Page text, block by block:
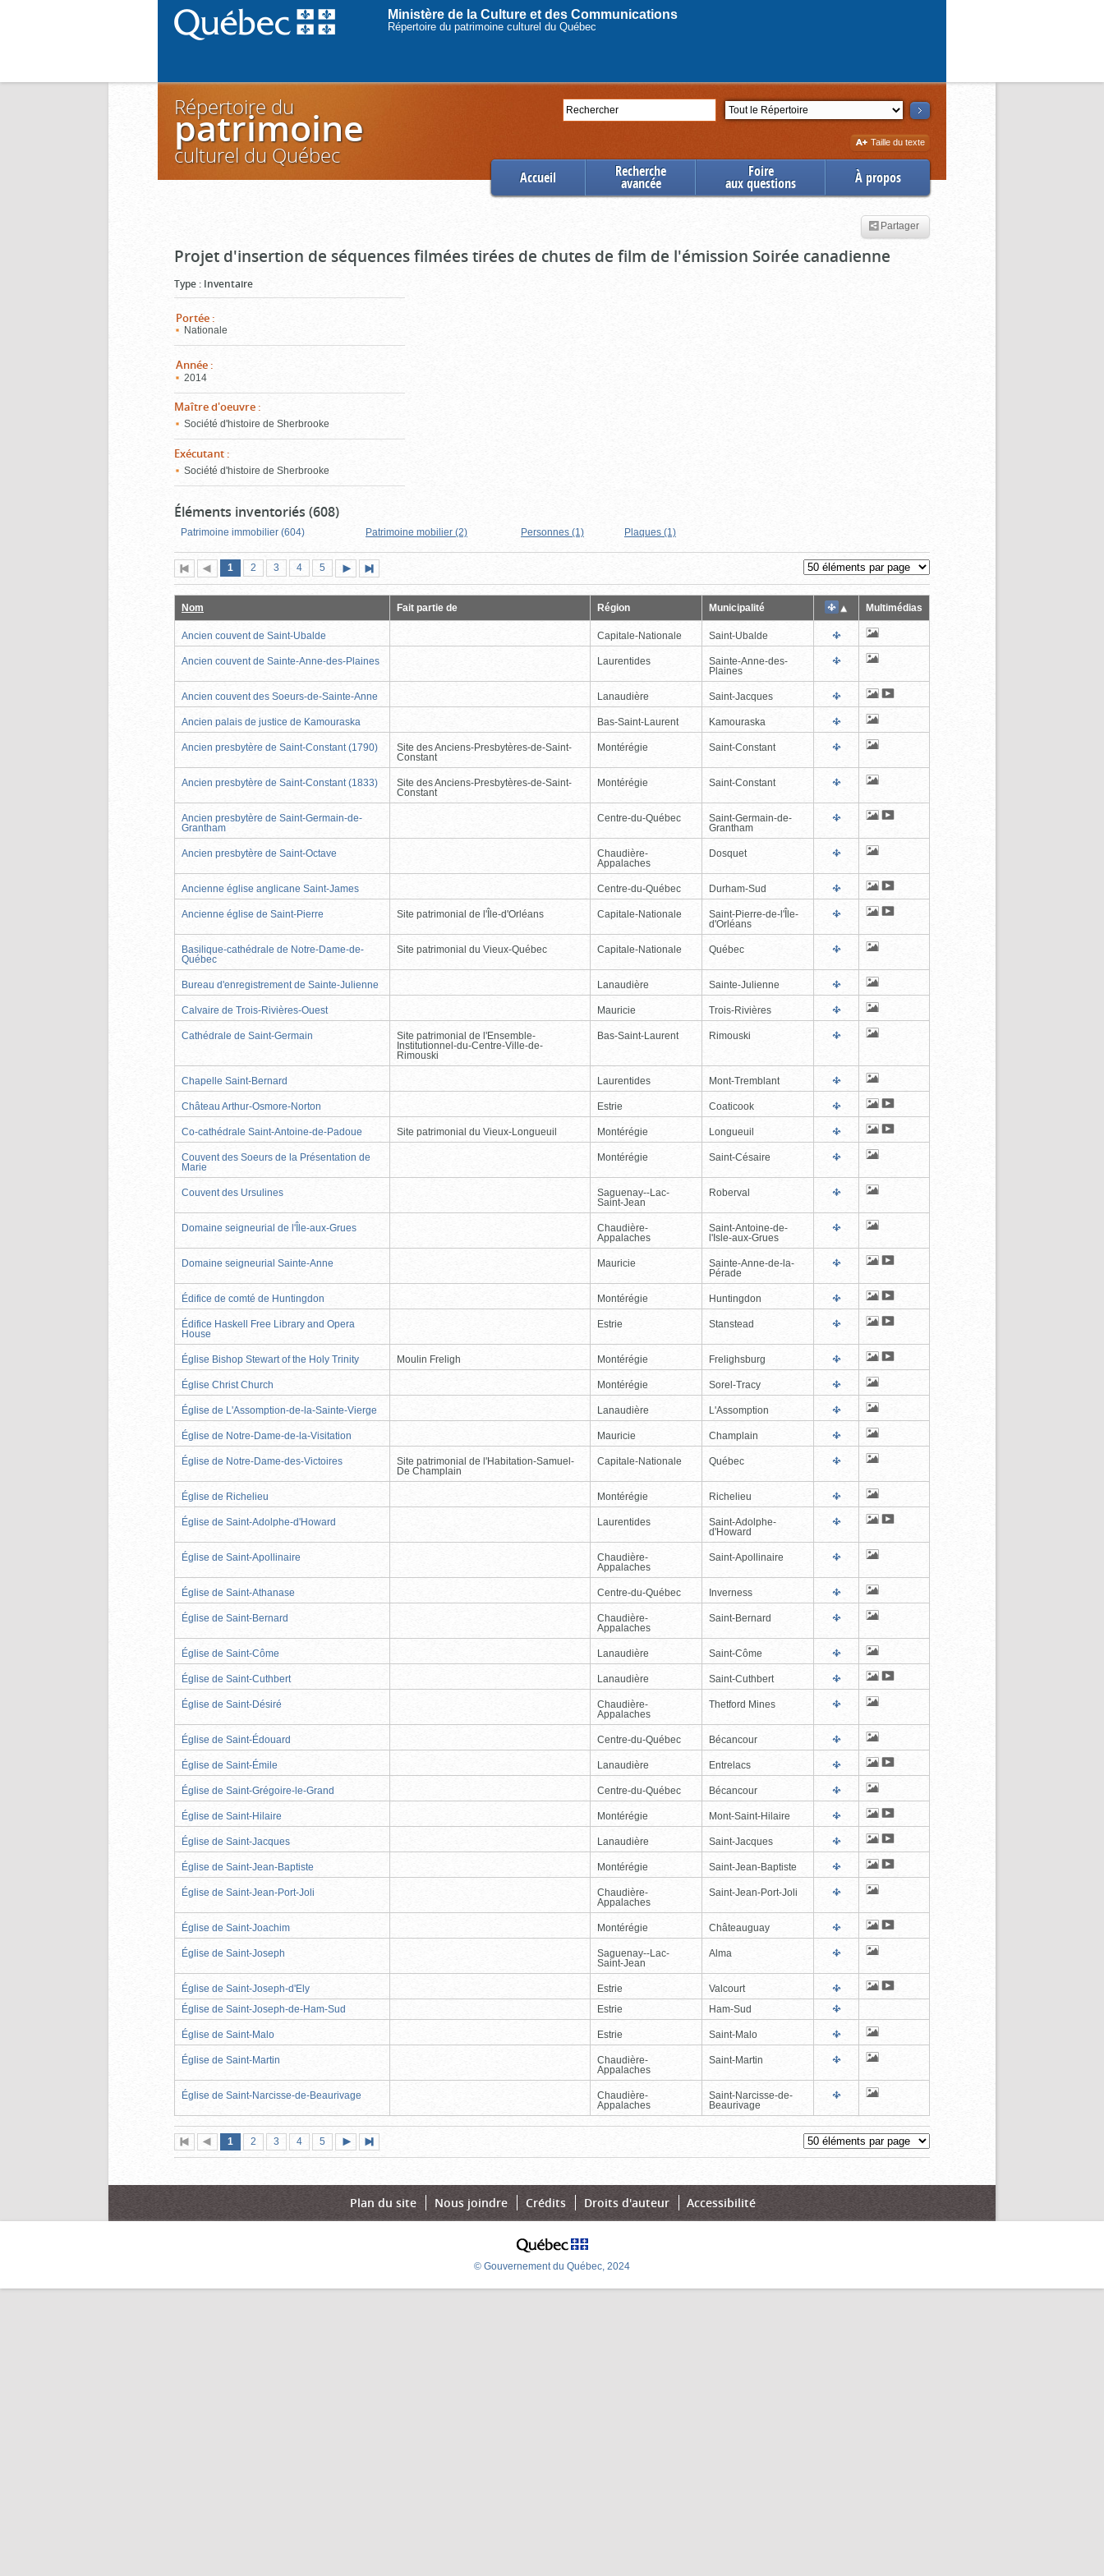
Ministère de la Culture et des Communications
Répertoire du patrimoine culturel du Québec
Rechercher Section
Augmenter
la
Taille du texte
Répertoire du
patrimoine
culturel du Québec
Accueil Recherche
avancée
Foire
aux questions À propos
Partager
Projet d'insertion de séquences filmées tirées de chutes de film de l'émission Soirée canadienne
Type : Inventaire
Portée :
Nationale
Année :
2014
Maître d'oeuvre :
Société d'histoire de Sherbrooke
Exécutant :
Société d'histoire de Sherbrooke
Éléments inventoriés (608)
Patrimoine immobilier (604) Patrimoine mobilier (2) Personnes (1) Plaques (1)
Première
page
Page
précédente
Page
1 (page
actuelle)
Page
2 Page
3 Page
4 Page
5
suivante
page
Nom Fait partie de Région Municipalité Multimédias
Ancien couvent de Saint-Ubalde Capitale-Nationale Saint-Ubalde
Ancien couvent de Sainte-Anne-des-Plaines Laurentides
Sainte-Anne-des-
Plaines
Ancien couvent des Soeurs-de-Sainte-Anne Lanaudière Saint-Jacques
Ancien palais de justice de Kamouraska Bas-Saint-Laurent Kamouraska
Ancien presbytère de Saint-Constant (1790)
Site des Anciens-Presbytères-de-Saint-
Constant
Montérégie Saint-Constant
Ancien presbytère de Saint-Constant (1833)
Site des Anciens-Presbytères-de-Saint-
Constant
Montérégie Saint-Constant
Ancien presbytère de Saint-Germain-de-
Grantham
Centre-du-Québec
Saint-Germain-de-
Grantham
Ancien presbytère de Saint-Octave
Chaudière-
Appalaches
Dosquet
Ancienne église anglicane Saint-James Centre-du-Québec Durham-Sud
Ancienne église de Saint-Pierre Site patrimonial de l'Île-d'Orléans Capitale-Nationale
Saint-Pierre-de-l'Île-
d'Orléans
Basilique-cathédrale de Notre-Dame-de-
Québec
Site patrimonial du Vieux-Québec Capitale-Nationale Québec
Bureau d'enregistrement de Sainte-Julienne Lanaudière Sainte-Julienne
Calvaire de Trois-Rivières-Ouest Mauricie Trois-Rivières
Cathédrale de Saint-Germain
Site patrimonial de l'Ensemble-
Institutionnel-du-Centre-Ville-de-
Rimouski
Bas-Saint-Laurent Rimouski
Chapelle Saint-Bernard Laurentides Mont-Tremblant
Château Arthur-Osmore-Norton Estrie Coaticook
Co-cathédrale Saint-Antoine-de-Padoue Site patrimonial du Vieux-Longueuil Montérégie Longueuil
Couvent des Soeurs de la Présentation de
Marie
Montérégie Saint-Césaire
Couvent des Ursulines
Saguenay--Lac-
Saint-Jean
Roberval
Domaine seigneurial de l'Île-aux-Grues
Chaudière-
Appalaches
Saint-Antoine-de-
l'Isle-aux-Grues
Domaine seigneurial Sainte-Anne Mauricie
Sainte-Anne-de-la-
Pérade
Édifice de comté de Huntingdon Montérégie Huntingdon
Édifice Haskell Free Library and Opera
House
Estrie Stanstead
Église Bishop Stewart of the Holy Trinity Moulin Freligh Montérégie Frelighsburg
Église Christ Church Montérégie Sorel-Tracy
Église de L'Assomption-de-la-Sainte-Vierge Lanaudière L'Assomption
Église de Notre-Dame-de-la-Visitation Mauricie Champlain
Église de Notre-Dame-des-Victoires
Site patrimonial de l'Habitation-Samuel-
De Champlain
Capitale-Nationale Québec
Église de Richelieu Montérégie Richelieu
Église de Saint-Adolphe-d'Howard Laurentides
Saint-Adolphe-
d'Howard
Église de Saint-Apollinaire
Chaudière-
Appalaches
Saint-Apollinaire
Église de Saint-Athanase Centre-du-Québec Inverness
Église de Saint-Bernard
Chaudière-
Appalaches
Saint-Bernard
Église de Saint-Côme Lanaudière Saint-Côme
Église de Saint-Cuthbert Lanaudière Saint-Cuthbert
Église de Saint-Désiré
Chaudière-
Appalaches
Thetford Mines
Église de Saint-Édouard Centre-du-Québec Bécancour
Église de Saint-Émile Lanaudière Entrelacs
Église de Saint-Grégoire-le-Grand Centre-du-Québec Bécancour
Église de Saint-Hilaire Montérégie Mont-Saint-Hilaire
Église de Saint-Jacques Lanaudière Saint-Jacques
Église de Saint-Jean-Baptiste Montérégie Saint-Jean-Baptiste
Église de Saint-Jean-Port-Joli
Chaudière-
Appalaches
Saint-Jean-Port-Joli
Église de Saint-Joachim Montérégie Châteauguay
Église de Saint-Joseph
Saguenay--Lac-
Saint-Jean
Alma
Église de Saint-Joseph-d'Ely Estrie
Valcourt
Église de Saint-Joseph-de-Ham-Sud
Estrie Ham-Sud
Église de Saint-Malo Estrie Saint-Malo
Église de Saint-Martin
Chaudière-
Appalaches
Saint-Martin
Église de Saint-Narcisse-de-Beaurivage
Chaudière-
Appalaches
Saint-Narcisse-de-
Beaurivage
Première
page
Page
précédente
Page
1 (page
actuelle)
Page
2 Page
3 Page
4 Page
5
suivante
page
Plan du site Nous joindre Crédits Droits d'auteur Accessibilité
© Gouvernement du Québec, 2024